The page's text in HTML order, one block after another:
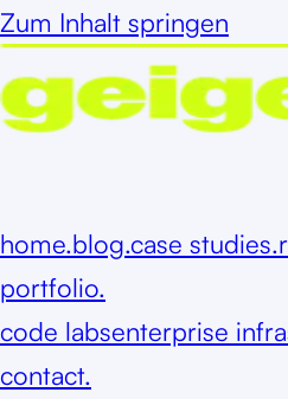
Zum Inhalt springen
home.blog.case studies.
portfolio.
code labsenterprise
contact.